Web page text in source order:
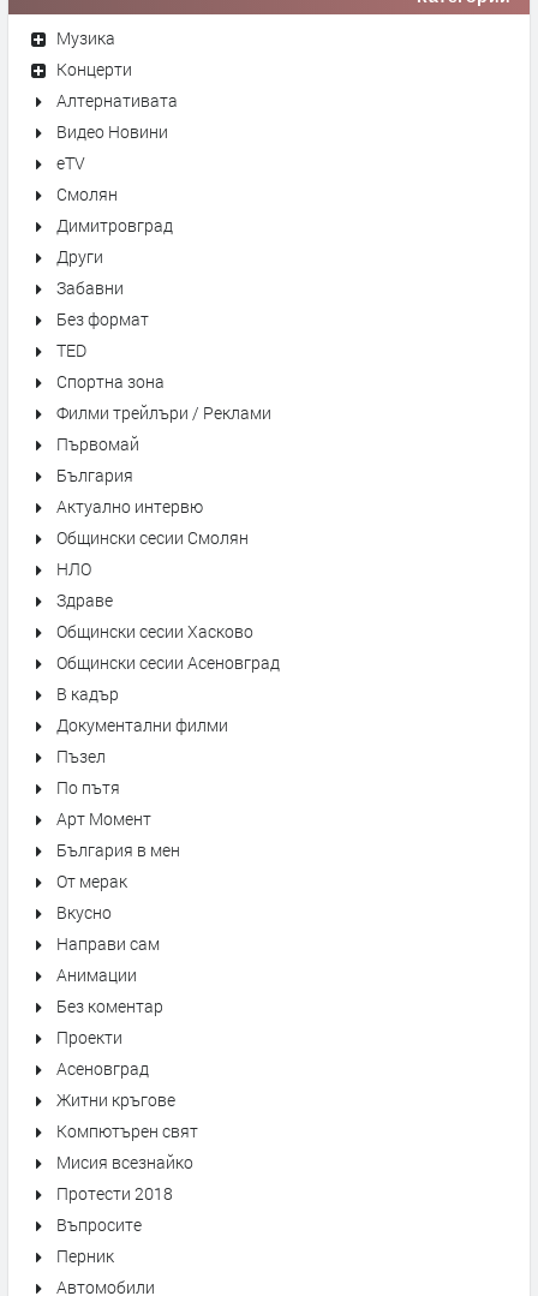
Музика
Концерти
Алтернативата
Видео Новини
eTV
Смолян
Димитровград
Други
Забавни
Без формат
TED
Спортна зона
Филми трейлъри / Реклами
Първомай
България
Актуално интервю
Общински сесии Смолян
НЛО
Здраве
Общински сесии Хасково
Общински сесии Асеновград
В кадър
Документални филми
Пъзел
По пътя
Арт Момент
България в мен
От мерак
Вкусно
Направи сам
Анимации
Без коментар
Проекти
Асеновград
Житни кръгове
Компютърен свят
Мисия всезнайко
Протести 2018
Въпросите
Перник
Автомобили